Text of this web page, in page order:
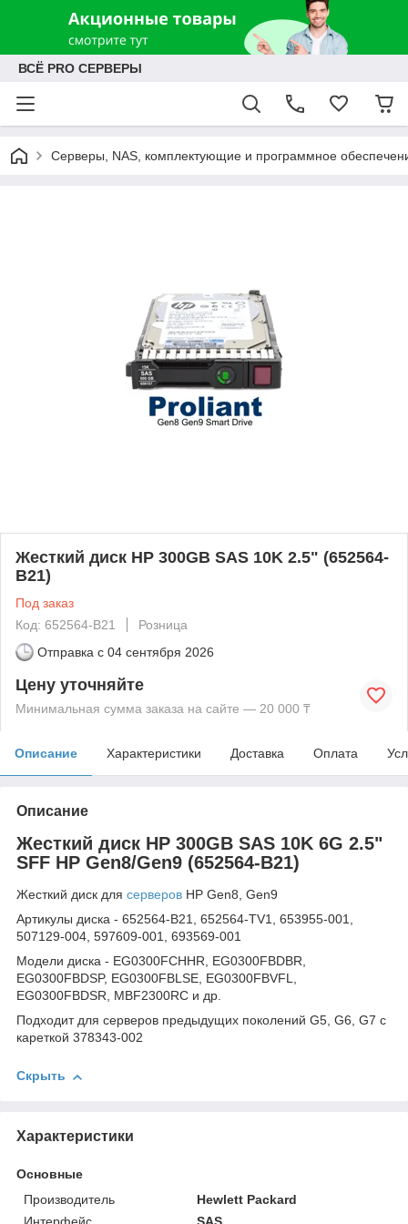
ВСЁ PRO СЕРВЕРЫ
Серверы, NAS, комплектующие и программное
Жесткий диск HP 300GB SAS 10K 2.5" (652564-
B21)
Под заказ
Код: 652564-B21
Розница
Отправка с 04 сентября 2026
Цену уточняйте
Минимальная сумма заказа на сайте — 20 000 ₸
Описание Характеристики Доставка Оплата
Описание
Жесткий диск HP 300GB SAS 10K 6G 2.5"
SFF HP Gen8/Gen9 (652564-B21)
Жесткий диск для серверов НР Gen8, Gen9
Артикулы диска - 652564-B21, 652564-TV1, 653955-001,
507129-004, 597609-001, 693569-001
Модели диска - EG0300FCHHR, EG0300FBDBR,
EG0300FBDSP, EG0300FBLSE, EG0300FBVFL,
EG0300FBDSR, MBF2300RC и др.
Подходит для серверов предыдущих поколений G5, G6, G7 с
кареткой 378343-002
Скрыть
Характеристики
Основные
Производитель
Hewlett Packard
Интерфейс
SAS